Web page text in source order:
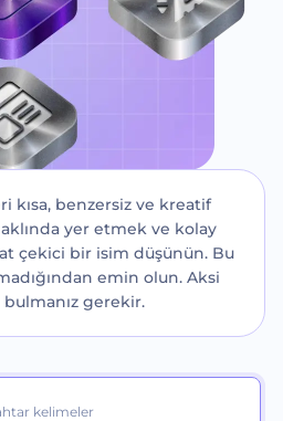
kısa, benzersiz ve kreatif
yer etmek ve kolay
çekici bir isim düşünün. Bu
emin olun. Aksi
gerekir.